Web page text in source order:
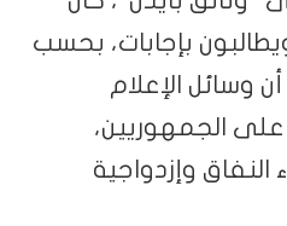
بإجابات، بحسب
وسائل الإعلام
الجمهوريين،
النفاق وإزدواجية